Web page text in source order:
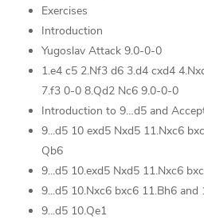
Exercises
Introduction
Yugoslav Attack 9.0-0-0
1.e4 c5 2.Nf3 d6 3.d4 cxd4
7.f3 0-0 8.Qd2 Nc6 9.0-0-0
Introduction to 9…d5 and
9...d5 10 exd5 Nxd5 11.Nxc6
Qb6
9...d5 10.exd5 Nxd5 11.Nxc6
9...d5 10.Nxc6 bxc6 11.Bh6 and
9...d5 10.Qe1